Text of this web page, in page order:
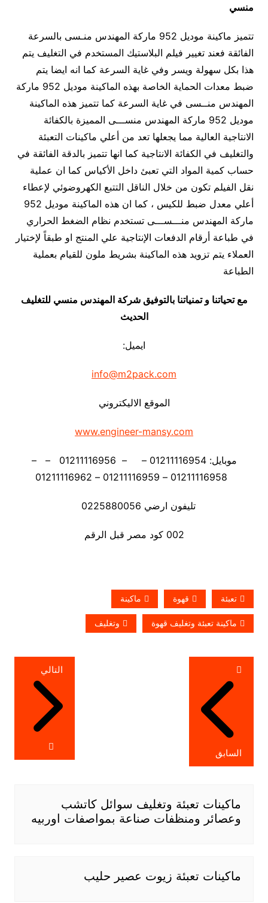
منسي
تتميز ماكينة موديل 952 ماركة المهندس منـسى بالسرعة
الفائقة فعند تغيير فيلم البلاستيك المستخدم في التغليف يتم
هذا بكل سهولة ويسر وفي غاية السرعة كما انه ايضا يتم
ضبط معدات الحماية الخاصة بهذه الماكينة موديل 952 ماركة
المهندس منــسى في غاية السرعة كما تتميز هذه الماكينة
موديل 952 ماركة المهندس منســـى المميزة بالكفائة
الانتاجية العالية مما يجعلها تعد من أعلي ماكينات التعبئة
والتغليف في الكفائة الانتاجية كما انها تتميز بالدقة الفائقة في
حساب كمية المواد التي تعبئ داخل الأكياس كما ان عملية
نقل الفيلم تكون من خلال الناقل التتبع الكهروضوئي لإعطاء
أعلي معدل ضبط للكيس ، كما ان هذه الماكينة موديل 952
ماركة المهندس منـــســـى تستخدم نظام الضغط الحراري
في طباعة أرقام الدفعات الإنتاجية علي المنتج او طبقاً لإختيار
العملاء يتم تزويد هذه الماكينة بشريط ملون للقيام بعملية
الطباعة
مع تحياتنا و تمنياتنا بالتوفيق شركة المهندس منسي للتغليف
الحديث
ايميل:
info@m2pack.com
الموقع الاليكتروني
www.engineer-mansy.com
موبايل: 01211116954 – – 01211116956 – –
تليفون ارضي 0225880056
002 كود مصر قبل الرقم
تعبئة قهوة ماكينة
ماكينة تعبئة وتغليف قهوة وتغليف
تصفّح
المقالات
السابق
التالي
ماكينات تعبئة وتغليف سوائل كاتشب
وعصائر ومنظفات صناعة بمواصفات اوربيه
ماكينات تعبئة زيوت عصير حليب